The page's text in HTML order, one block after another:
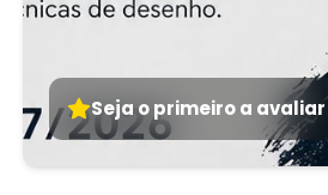
Seja o primeiro a avaliar